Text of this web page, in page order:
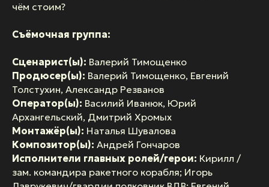
чём стоим?
Съёмочная группа:
Сценарист(ы): Валерий Тимощенко
Продюсер(ы): Валерий Тимощенко, Евгений
Толстухин, Александр Резванов
Оператор(ы): Василий Иванюк, Юрий
Архангельский, Дмитрий Хромых
Монтажёр(ы): Наталья Шувалова
Композитор(ы): Андрей Гончаров
Исполнители главных ролей/герои: Кирилл /
зам. командира ракетного корабля; Игорь